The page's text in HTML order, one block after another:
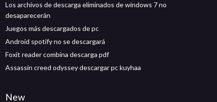
Los archivos de descarga eliminados de windows 7 no
desaparecerán
Juegos más descargados de pc
Android spotify no se descargará
Foxit reader combina descarga pdf
Assassin creed odyssey descargar pc kuyhaa
New